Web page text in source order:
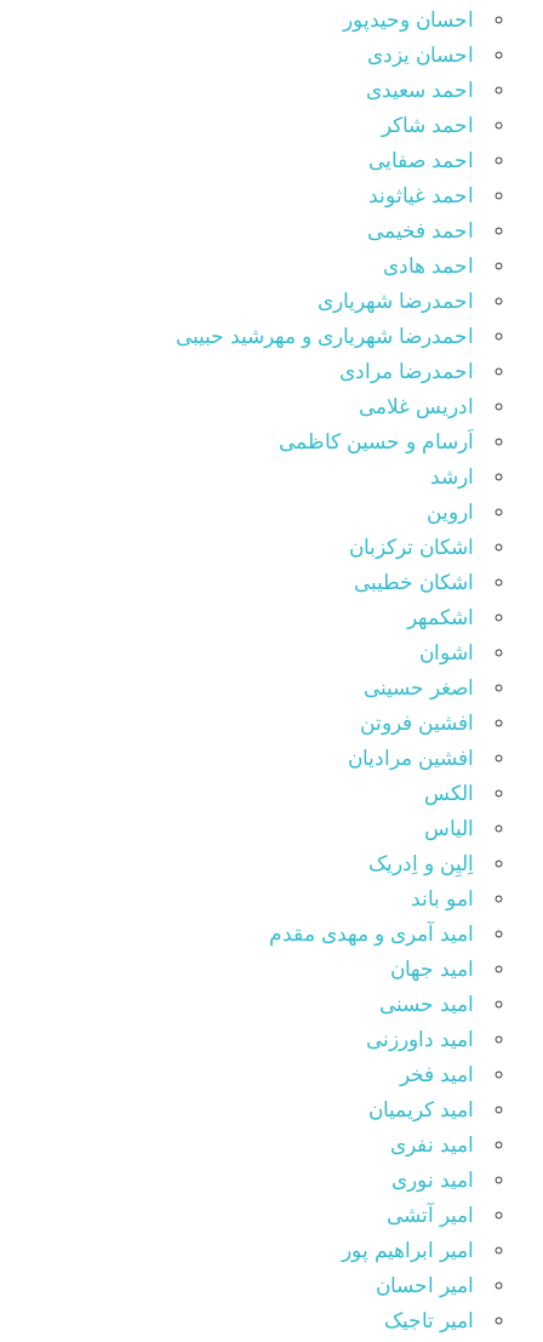
احسان وحیدپور
احسان یزدی
احمد سعیدی
احمد شاکر
احمد صفایی
احمد غیاثوند
احمد فخیمی
احمد هادی
احمدرضا شهریاری
احمدرضا شهریاری و مهرشید حبیبی
احمدرضا مرادی
ادریس غلامی
اَرسام و حسین کاظمی
ارشد
اروین
اشکان ترکزبان
اشکان خطیبی
اشکمهر
اشوان
اصغر حسینی
افشین فروتن
افشین مرادیان
الکس
الیاس
اِلیِن و اِدریک
امو باند
امید آمری و مهدی مقدم
امید جهان
امید حسنی
امید داورزنی
امید فخر
امید کریمیان
امید نفری
امید نوری
امیر آتشی
امیر ابراهیم پور
امیر احسان
امیر تاجیک